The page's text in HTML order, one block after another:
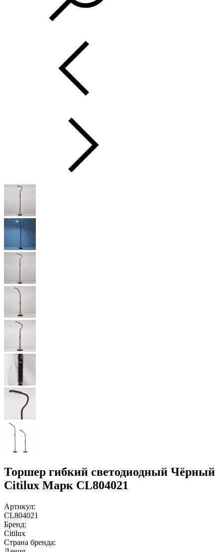
Торшер гибкий светодиодный Чёрный
Citilux Марк CL804021
Артикул:
CL804021
Бренд:
Citilux
Страна бренда: